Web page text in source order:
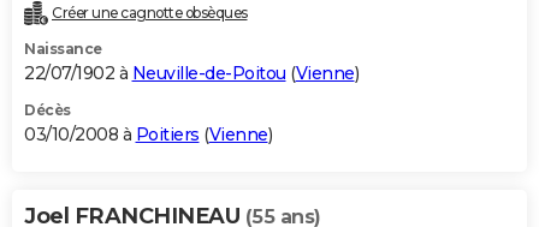
Créer une cagnotte obsèques
Naissance
22/07/1902 à Neuville-de-Poitou (Vienne)
Décès
03/10/2008 à Poitiers (Vienne)
Joel FRANCHINEAU (55 ans)